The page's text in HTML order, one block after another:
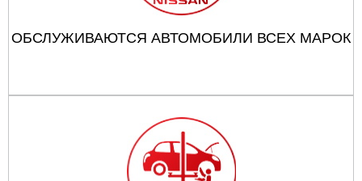
ОБСЛУЖИВАЮТСЯ АВТОМОБИЛИ ВСЕХ МАРОК